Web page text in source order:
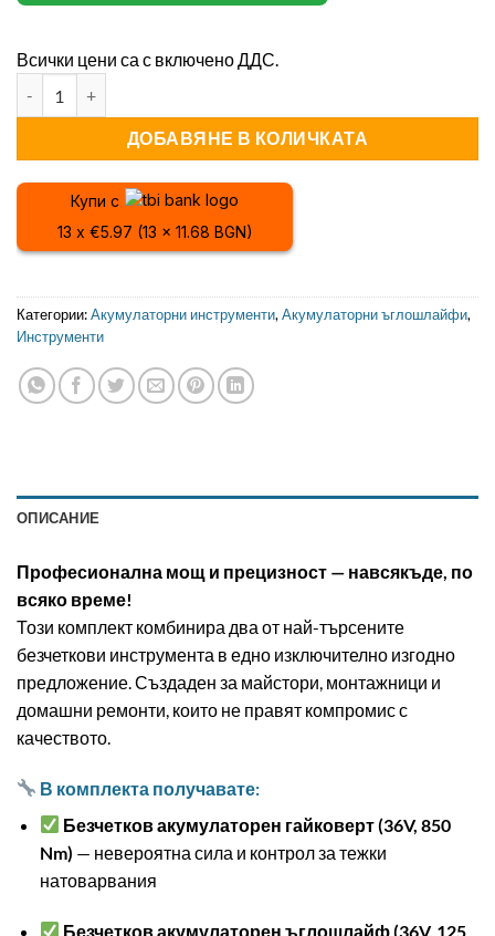
Всички цени са с включено ДДС.
ДОБАВЯНЕ В КОЛИЧКАТА
Купи с
13 x €5.97 (13 x 11.68 BGN)
Категории:Акумулаторни инструменти, Акумулаторни ъглошлайфи,
Инструменти
ОПИСАНИЕ
Професионална мощ и прецизност — навсякъде, по
всяко време!
Този комплект комбинира два от най-търсените
безчеткови инструмента в едно изключително изгодно
предложение. Създаден за майстори, монтажници и
домашни ремонти, които не правят компромис с
качеството.
В комплекта получавате:
Безчетков акумулаторен гайковерт (36V, 850
Nm) — невероятна сила и контрол за тежки
натоварвания
Безчетков акумулаторен ъглошлайф (36V, 125